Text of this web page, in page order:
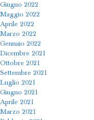
Giugno 2022
Maggio 2022
Aprile 2022
Marzo 2022
Gennaio 2022
Dicembre 2021
Ottobre 2021
Settembre 2021
Luglio 2021
Giugno 2021
Aprile 2021
Marzo 2021